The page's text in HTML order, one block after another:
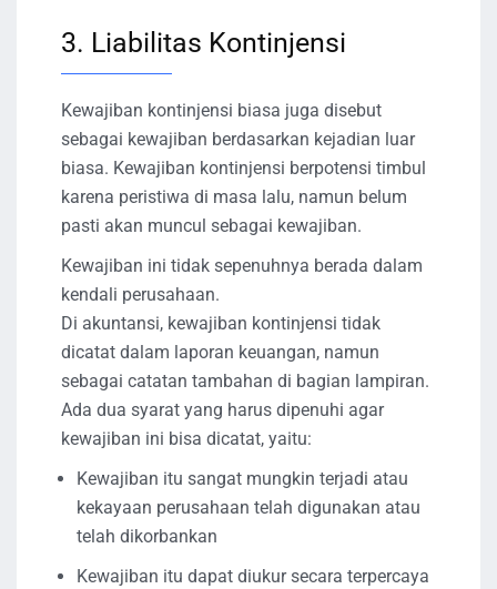
3. Liabilitas Kontinjensi
Kewajiban kontinjensi biasa juga disebut
sebagai kewajiban berdasarkan kejadian luar
biasa. Kewajiban kontinjensi berpotensi timbul
karena peristiwa di masa lalu, namun belum
pasti akan muncul sebagai kewajiban.
Kewajiban ini tidak sepenuhnya berada dalam
kendali perusahaan.
Di akuntansi, kewajiban kontinjensi tidak
dicatat dalam laporan keuangan, namun
sebagai catatan tambahan di bagian lampiran.
Ada dua syarat yang harus dipenuhi agar
kewajiban ini bisa dicatat, yaitu:
Kewajiban itu sangat mungkin terjadi atau
kekayaan perusahaan telah digunakan atau
telah dikorbankan
Kewajiban itu dapat diukur secara terpercaya